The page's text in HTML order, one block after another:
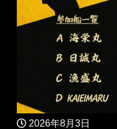
2026年8月3日